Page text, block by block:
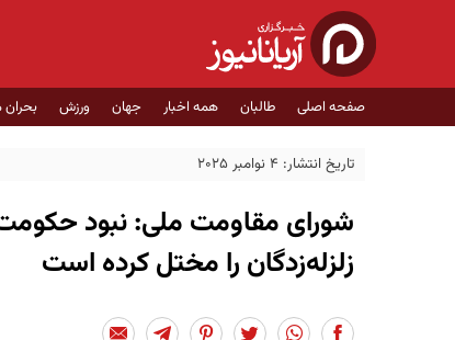
صفحه اصلی طالبان همه اخبار جهان ورزش
تاریخ انتشار: 4 نوامبر 2025
شورای مقاومت ملی: نبود
زلزله‌زدگان را مختل کرده است